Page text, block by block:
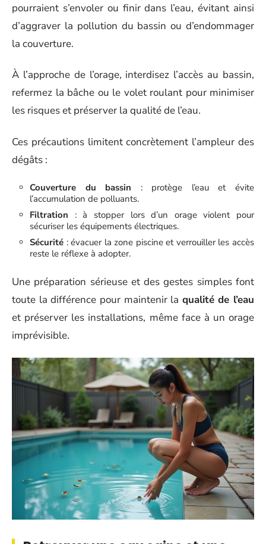
pourraient s’envoler ou finir dans l’eau, évitant ainsi
d’aggraver la pollution du bassin ou d’endommager
la couverture.
À l’approche de l’orage, interdisez l’accès au bassin,
refermez la bâche ou le volet roulant pour minimiser
les risques et préserver la qualité de l’eau.
Ces précautions limitent concrètement l’ampleur des
dégâts :
Couverture du bassin : protège l’eau et évite
l’accumulation de polluants.
Filtration : à stopper lors d’un orage violent pour
sécuriser les équipements électriques.
Sécurité : évacuer la zone piscine et verrouiller les accès
reste le réflexe à adopter.
Une préparation sérieuse et des gestes simples font
toute la différence pour maintenir la qualité de l’eau
et préserver les installations, même face à un orage
imprévisible.